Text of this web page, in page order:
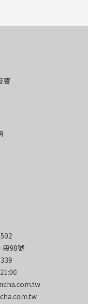
響
段98號